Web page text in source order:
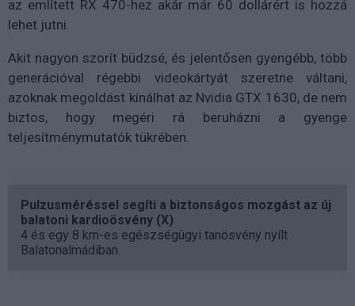
az említett RX 470-hez akár már 60 dollárért is hozzá
lehet jutni.
Akit nagyon szorít büdzsé, és jelentősen gyengébb, több
generációval régebbi videokártyát szeretne váltani,
azoknak megoldást kínálhat az Nvidia GTX 1630, de nem
biztos, hogy megéri rá beruházni a gyenge
teljesítménymutatók tükrében.
Pulzusméréssel segíti a biztonságos mozgást az új
balatoni kardioösvény (X)
4 és egy 8 km-es egészségügyi tanösvény nyílt
Balatonalmádiban.